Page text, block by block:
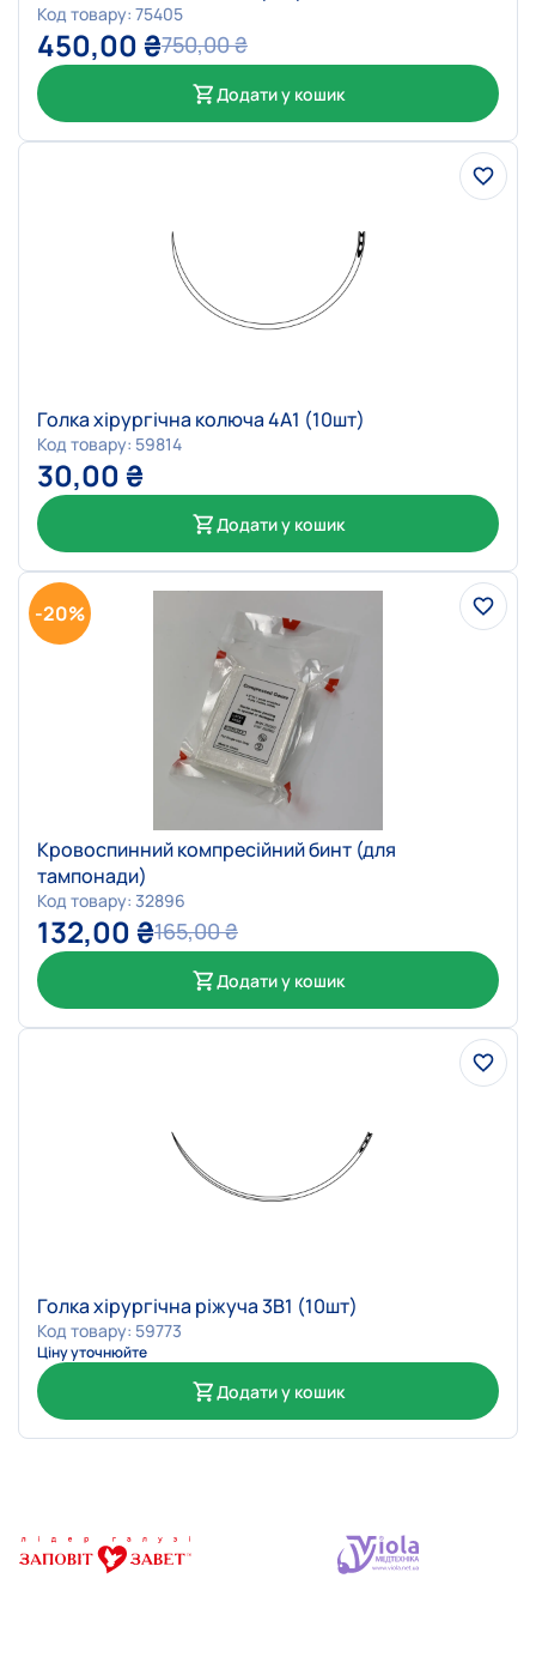
Код товару: 75405
750,00₴
450,00 ₴
Додати у кошик
Голка хірургічна колюча 4А1 (10шт)
Код товару: 59814
30,00 ₴
Додати у кошик
-20%
Кровоспинний компресійний бинт (для
тампонади)
Код товару: 32896
165,00₴
132,00 ₴
Додати у кошик
Голка хірургічна ріжуча 3В1 (10шт)
Код товару: 59773
Ціну уточнюйте
Додати у кошик